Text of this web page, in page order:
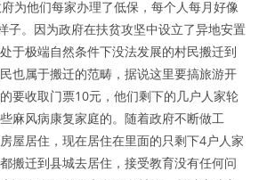
为他们每家办理了低保，每个人每月好像
子。因为政府在扶贫攻坚中设立了异地安置
于极端自然条件下没法发展的村民搬迁到
也属于搬迁的范畴，据说这里要搞旅游开
要收取门票10元，他们剩下的几户人家轮
麻风病康复家庭的。随着政府不断做工
屋居住，现在居住在里面的只剩下4户人家
搬迁到县城去居住，接受教育没有任何问